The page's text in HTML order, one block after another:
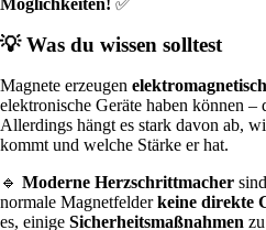
Möglichkeiten! ✅
💡 Was du wissen solltest
Magnete erzeugen
elektronische Geräte haben können –
Allerdings hängt es stark davon ab,
kommt und welche Stärke er hat.
🔹 Moderne Herzschrittmacher
normale Magnetfelderkeine direkte
es, einige Sicherheitsmaßnahmen